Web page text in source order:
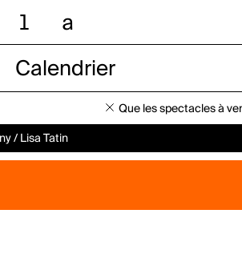
l a
Calendrier
Que les spectacles à
/ Lisa Tatin